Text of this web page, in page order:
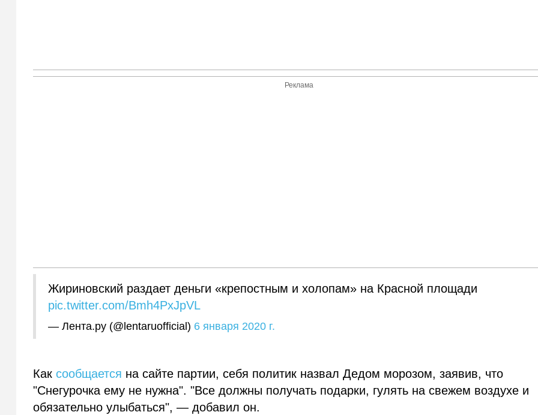
Реклама
Жириновский раздает деньги «крепостным и холопам» на Красной площади
pic.twitter.com/Bmh4PxJpVL
— Лента.ру (@lentaruofficial) 6 января 2020 г.
Каксообщается на сайте партии, себя политик назвал Дедом морозом, заявив, что
"Снегурочка ему не нужна". "Все должны получать подарки, гулять на свежем воздухе и
обязательно улыбаться", — добавил он.